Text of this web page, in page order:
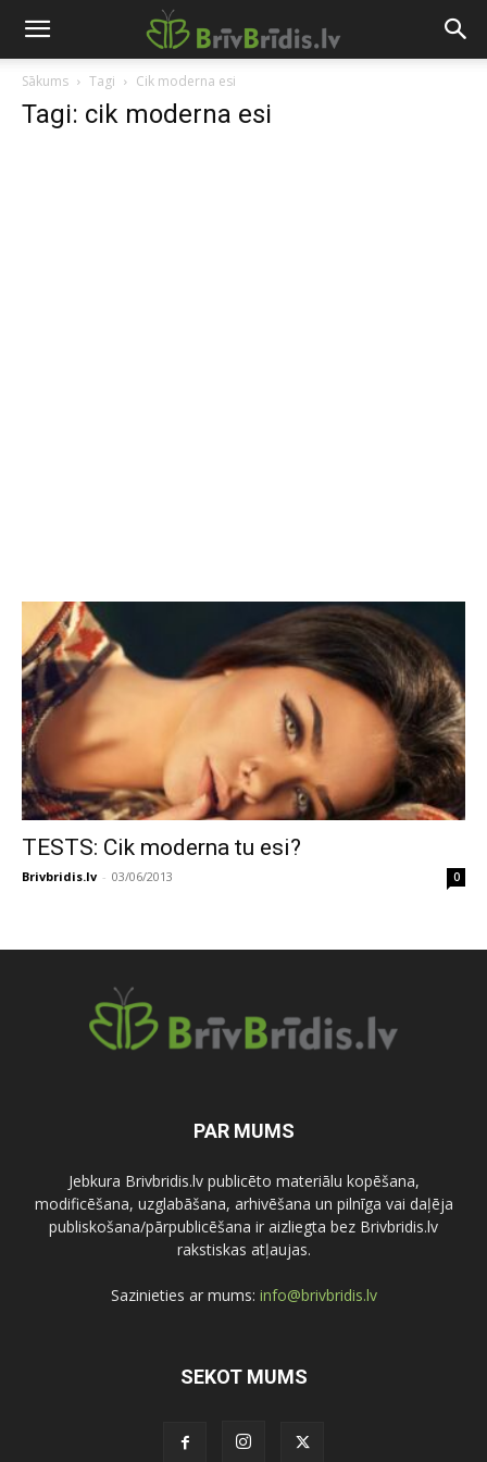
Sākums Tagi Cik moderna esi
Tagi: cik moderna esi
TESTS: Cik moderna tu esi?
Brivbridis.lv - 03/06/2013 0
PAR MUMS
Jebkura Brivbridis.lv publicēto materiālu kopēšana,
modificēšana, uzglabāšana, arhivēšana un pilnīga vai daļēja
publiskošana/pārpublicēšana ir aizliegta bez Brivbridis.lv
rakstiskas atļaujas.
Sazinieties ar mums: info@brivbridis.lv
SEKOT MUMS